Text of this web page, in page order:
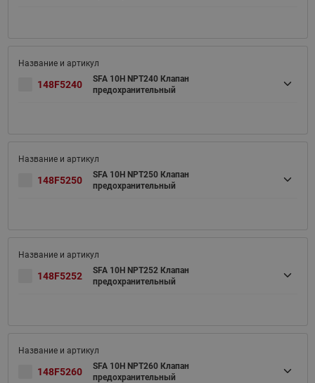
148F5240
SFA 10H NPT240 Клапан
предохранительный
148F5250
SFA 10H NPT250 Клапан
предохранительный
148F5252
SFA 10H NPT252 Клапан
предохранительный
148F5260
SFA 10H NPT260 Клапан
предохранительный